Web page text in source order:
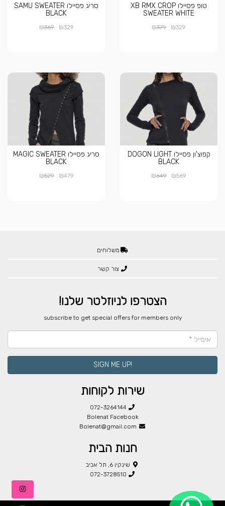
טופ פסיילו XB RMX CROP
SWEATER WHITE
₪329
₪379
סריג פסיילו SAMU SWEATER
BLACK
₪329
₪369
קפוצ'ון פסיילו DOGON LIGHT
BLACK
₪569
₪649
סריג פסיילו MAGIC SWEATER
BLACK
₪479
₪529
משלוחים
צור קשר
הצטרפו לניוזלטר שלנו!
​subscribe to get special offers for members only
!SIGN ME UP
שירות לקוחות
072-3264144
Bolenat Facebook
Bolenat@gmail.com
חנות הבית
שינקין 6, תל אביב
072-3728510